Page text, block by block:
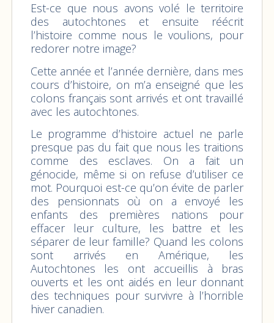
Est-ce que nous avons volé le territoire
des autochtones et ensuite réécrit
l’histoire comme nous le voulions, pour
redorer notre image?
Cette année et l’année dernière, dans mes
cours d’histoire, on m’a enseigné que les
colons français sont arrivés et ont travaillé
avec les autochtones.
Le programme d’histoire actuel ne parle
presque pas du fait que nous les traitions
comme des esclaves. On a fait un
génocide, même si on refuse d’utiliser ce
mot. Pourquoi est-ce qu’on évite de parler
des pensionnats où on a envoyé les
enfants des premières nations pour
effacer leur culture, les battre et les
séparer de leur famille? Quand les colons
sont arrivés en Amérique, les
Autochtones les ont accueillis à bras
ouverts et les ont aidés en leur donnant
des techniques pour survivre à l’horrible
hiver canadien.